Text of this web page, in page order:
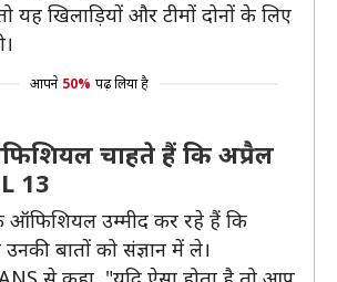
यह खिलाड़ियों और टीमों दोनों के लिए
आपने 50% पढ़ लिया है
चाहते हैं कि अप्रैल
13
ऑफिशियल उम्मीद कर रहे हैं कि
उनकी बातों को संज्ञान में ले।